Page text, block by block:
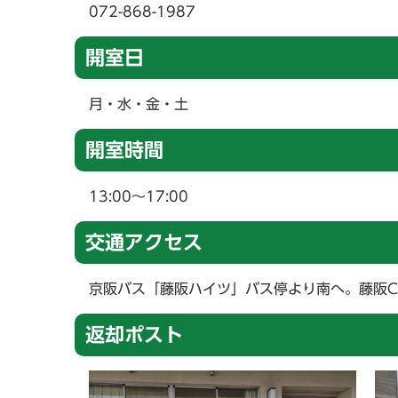
072-868-1987
開室日
月・水・金・土
開室時間
13:00～17:00
交通アクセス
京阪バス「藤阪ハイツ」バス停より南へ。藤阪
返却ポスト